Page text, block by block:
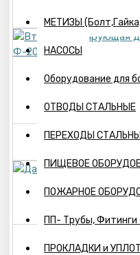
МЕТИЗЫ
НАСОСЫ
Оборудование для
ОТВОДЫ СТАЛЬНЫЕ
ПЕРЕХОДЫ
ПИЩЕВОЕ
ПОЖАРНОЕ
ПП- Трубы,
ПРОКЛАДКИ и
Втулка
Датчик-реле